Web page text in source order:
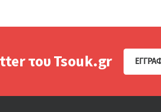
του Tsouk.gr